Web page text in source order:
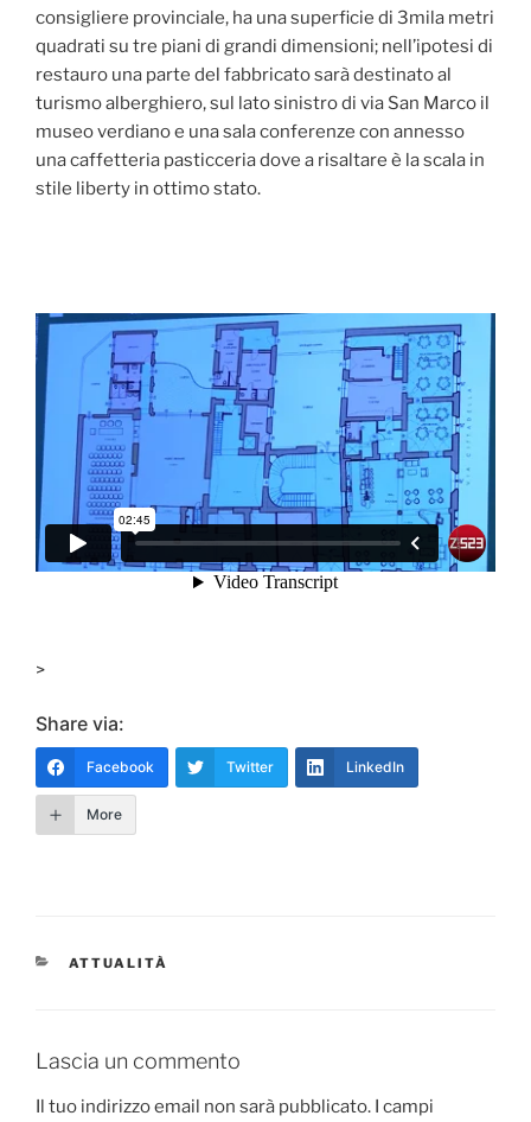
consigliere provinciale, ha una superficie di 3mila metri
quadrati su tre piani di grandi dimensioni; nell’ipotesi di
restauro una parte del fabbricato sarà destinato al
turismo alberghiero, sul lato sinistro di via San Marco il
museo verdiano e una sala conferenze con annesso
una caffetteria pasticceria dove a risaltare è la scala in
stile liberty in ottimo stato.
>
Share via:
Facebook Twitter LinkedIn
More
CATEGORIE
ATTUALITÀ
Lascia un commento
Il tuo indirizzo email non sarà pubblicato. I campi